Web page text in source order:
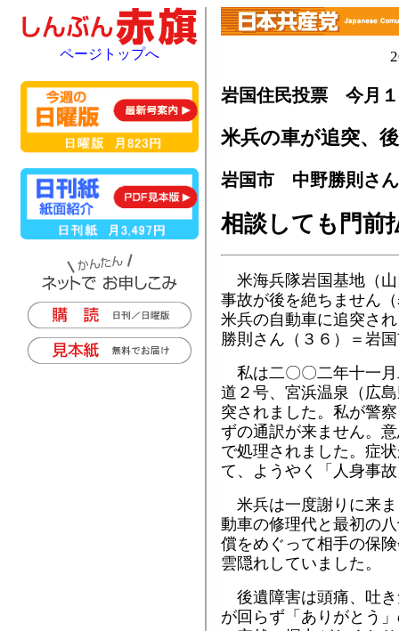
岩国住民投票 今月
米兵の車が追突、
岩国市 中野勝則さん
相談しても門前
米海兵隊岩国基地（
事故が後を絶ちません
米兵の自動車に追突さ
勝則さん（３６）＝岩
私は二〇〇二年十一
道２号、宮浜温泉（広
突されました。私が警
ずの通訳が来ません。
で処理されました。症
て、ようやく「人身事
米兵は一度謝りに来
動車の修理代と最初の
償をめぐって相手の保
雲隠れしていました。
後遺障害は頭痛、吐
が回らず「ありがとう
ページトップへ